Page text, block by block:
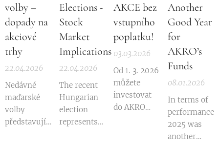
volby –
dopady na
akciové
trhy
22.04.2026
Nedávné
maďarské
volby
představují
Elections -
Stock
Market
Implications
22.04.2026
The recent
Hungarian
election
represents
AKCE bez
vstupního
poplatku!
03.03.2026
Od 1. 3. 2026
můžete
investovat
do AKRO
Another
Good Year
for
AKRO’s
Funds
08.01.2026
In terms of
performance,
2025 was
another